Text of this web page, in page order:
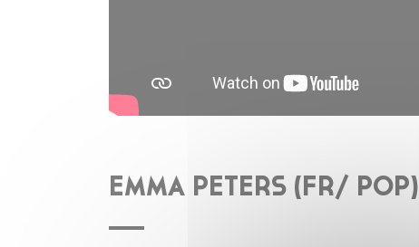
EMMA PETERS (FR/ POP)